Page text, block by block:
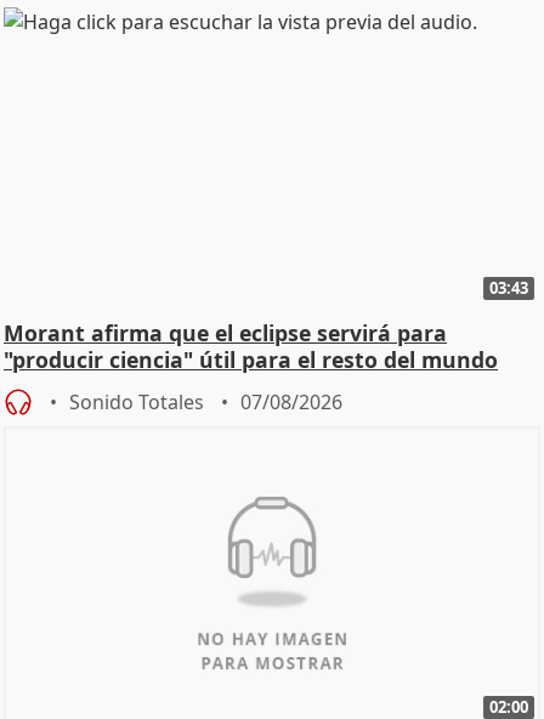
03:43
Morant afirma que el eclipse servirá para
"producir ciencia" útil para el resto del mundo
Sonido Totales 07/08/2026
02:00